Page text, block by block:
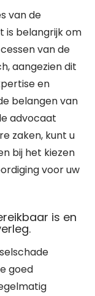
van de
is belangrijk om
van de
aangezien dit
en
belangen van
advocaat
zaken, kunt u
bij het kiezen
voor uw
is en
goed